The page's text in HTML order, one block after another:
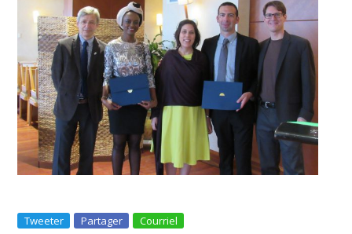
Tweeter Partager Courriel